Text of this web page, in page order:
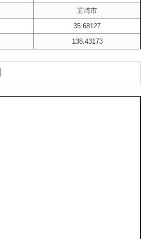
韮崎市
35.68127
138.43173